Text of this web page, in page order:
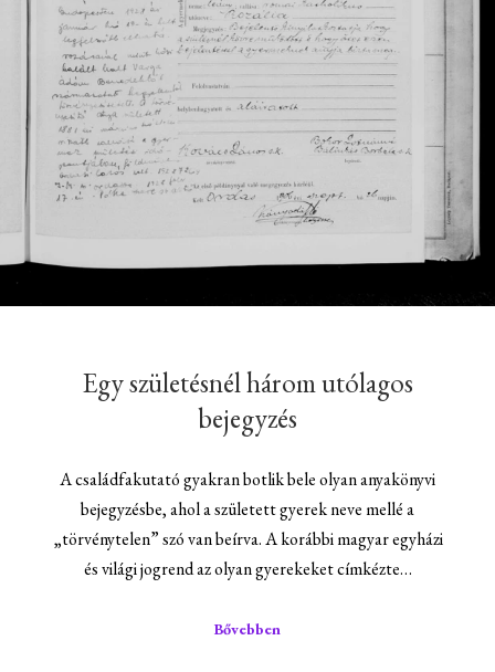
Egy születésnél három utólagos
bejegyzés
A családfakutató gyakran botlik bele olyan anyakönyvi
bejegyzésbe, ahol a született gyerek neve mellé a
„törvénytelen” szó van beírva. A korábbi magyar egyházi
és világi jogrend az olyan gyerekeket címkézte…
Bővebben